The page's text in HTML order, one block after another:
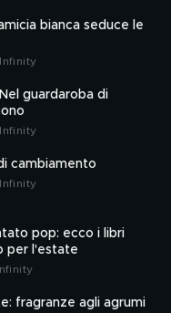
bianca seduce le
guardaroba di
cambiamento
pop: ecco i libri
per l'estate
fragranze agli agrumi